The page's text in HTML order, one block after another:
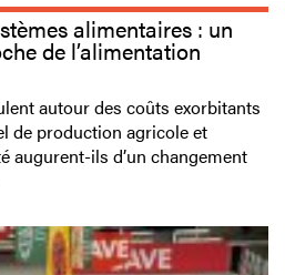
alimentaires : un
de l’alimentation
autour des coûts exorbitants
de production agricole et
augurent-ils d’un changement